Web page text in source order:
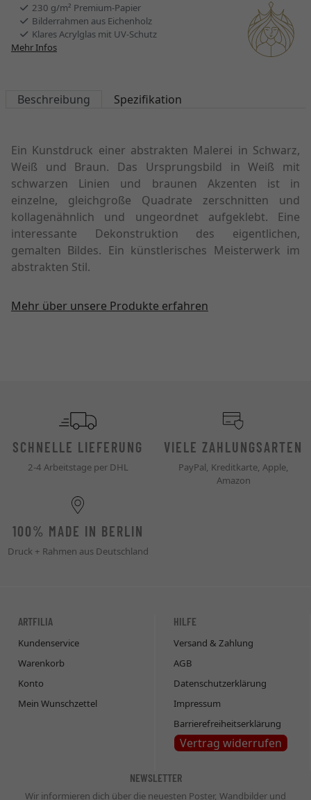
230 g/m² Premium-Papier
Bilderrahmen aus Eichenholz
Klares Acrylglas mit UV-Schutz
Mehr Infos
Beschreibung Spezifikation
Ein Kunstdruck einer abstrakten Malerei in Schwarz,
Weiß und Braun. Das Ursprungsbild in Weiß mit
schwarzen Linien und braunen Akzenten ist in
einzelne, gleichgroße Quadrate zerschnitten und
kollagenähnlich und ungeordnet aufgeklebt. Eine
interessante Dekonstruktion des eigentlichen,
gemalten Bildes. Ein künstlerisches Meisterwerk im
abstrakten Stil.
Mehr über unsere Produkte erfahren
SCHNELLE LIEFERUNG
2-4 Arbeitstage per DHL
VIELE ZAHLUNGSARTEN
PayPal, Kreditkarte, Apple,
Amazon
100% MADE IN BERLIN
Druck + Rahmen aus Deutschland
ARTFILIA
Kundenservice
Warenkorb
Konto
Mein Wunschzettel
HILFE
Versand & Zahlung
AGB
Datenschutzerklärung
Impressum
Barrierefreiheitserklärung
Vertrag widerrufen
NEWSLETTER
Wir informieren dich über die neuesten Poster, Wandbilder und